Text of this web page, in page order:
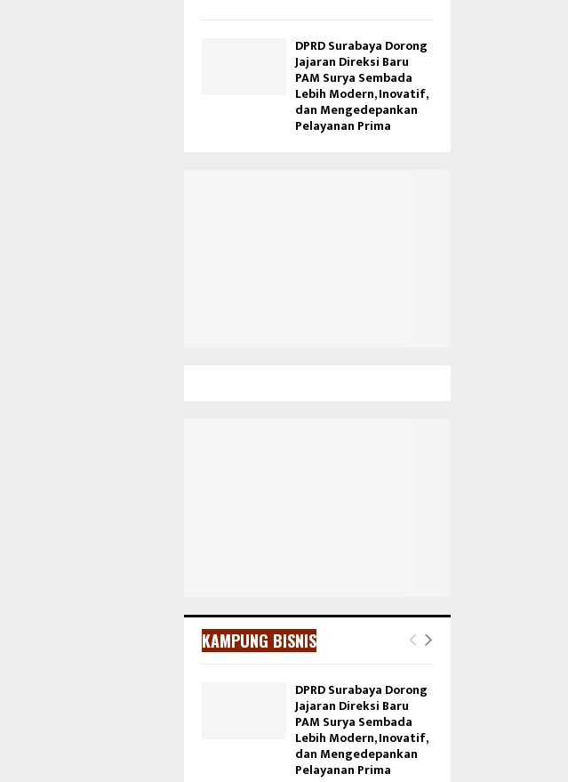
DPRD Surabaya Dorong
Jajaran Direksi Baru
PAM Surya Sembada
Lebih Modern, Inovatif,
dan Mengedepankan
Pelayanan Prima
KAMPUNG BISNIS
DPRD Surabaya Dorong
Jajaran Direksi Baru
PAM Surya Sembada
Lebih Modern, Inovatif,
dan Mengedepankan
Pelayanan Prima